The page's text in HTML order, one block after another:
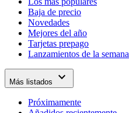
Baja de precio
Novedades
Mejores del año
Tarjetas prepago
Lanzamientos de la semana
Más listados expand_more
Próximamente